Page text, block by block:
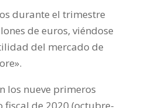
durante el trimestre
de euros, viéndose
del mercado de
los nueve primeros